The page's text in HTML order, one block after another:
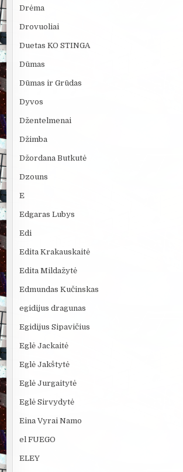
Drėma
Drovuoliai
Duetas KO STINGA
Dūmas
Dūmas ir Grūdas
Dyvos
Džentelmenai
Džimba
Džordana Butkutė
Dzouns
E
Edgaras Lubys
Edi
Edita Krakauskaitė
Edita Mildažytė
Edmundas Kučinskas
egidijus dragunas
Egidijus Sipavičius
Eglė Jackaitė
Eglė Jakštytė
Eglė Jurgaitytė
Eglė Sirvydytė
Eina Vyrai Namo
el FUEGO
ELEY